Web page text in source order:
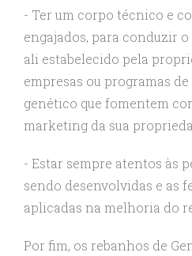
- Ter um corpo técnico e
engajados, para conduzir
ali estabelecido pela
empresas ou programas
genético que fomentem
marketing da sua
- Estar sempre atentos às
sendo desenvolvidas e as
aplicadas na melhoria do
Por fim, os rebanhos de